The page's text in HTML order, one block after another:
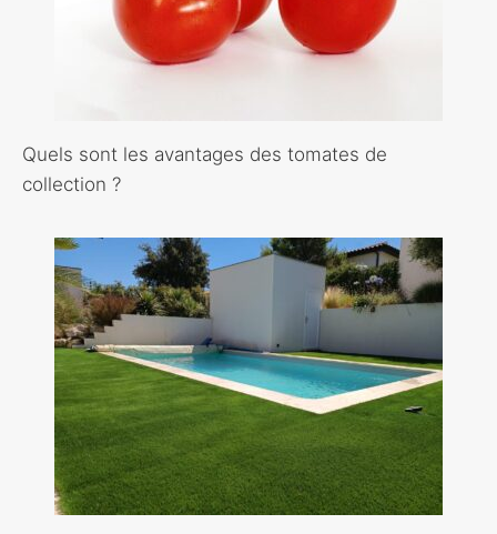
Quels sont les avantages des tomates de
collection ?